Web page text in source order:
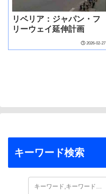
リベリア：ジャパン・フ
リーウェイ延伸計画
2026-02-27
キーワード検索